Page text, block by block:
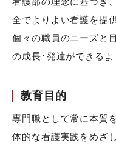
全でよりよい看護を提
個々の職員のニーズと
の成長･発達ができるよ
教育目的
専門職として常に本質
体的な看護実践をめざ